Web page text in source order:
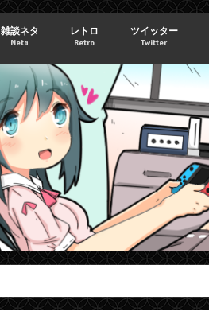
雑談ネタ
Neta
レトロ
Retro
ツイッター
Twitter